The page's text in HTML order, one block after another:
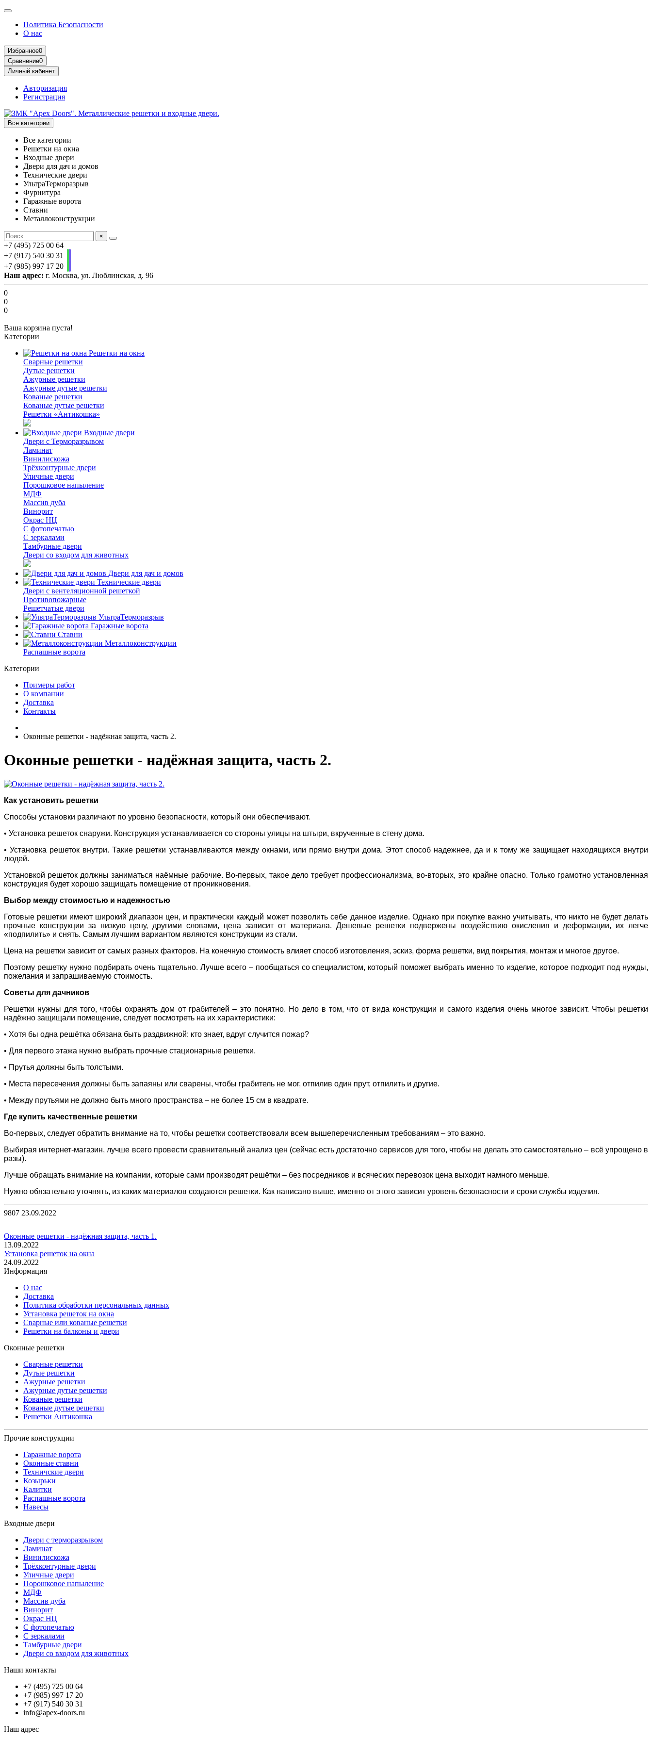
Политика Безопасности
О нас
Избранное0
Сравнение0
Личный кабинет
Авторизация
Регистрация
Все категории
Все категории
Решетки на окна
Входные двери
Двери для дач и домов
Технические двери
УльтраТерморазрыв
Фурнитура
Гаражные ворота
Ставни
Металлоконструкции
×
+7 (495) 725 00 64
+7 (917) 540 30 31
+7 (985) 997 17 20
Наш адрес: г. Москва, ул. Люблинская, д. 96
0
0
0
Ваша корзина пуста!
Категории
Решетки на окна
Сварные решетки
Дутые решетки
Ажурные решетки
Ажурные дутые решетки
Кованые решетки
Кованые дутые решетки
Решетки «Антикошка»
Входные двери
Двери с Терморазрывом
Ламинат
Винилискожа
Трёхконтурные двери
Уличные двери
Порошковое напыление
МДФ
Массив дуба
Винорит
Окрас НЦ
С фотопечатью
С зеркалами
Тамбурные двери
Двери со входом для животных
Двери для дач и домов
Технические двери
Двери с вентеляционной решеткой
Противопожарные
Решетчатые двери
УльтраТерморазрыв
Гаражные ворота
Ставни
Металлоконструкции
Распашные ворота
Категории
Примеры работ
О компании
Доставка
Контакты
Оконные решетки - надёжная защита, часть 2.
Оконные решетки - надёжная защита, часть 2.
Как установить решетки
Способы установки различают по уровню безопасности, который они обеспечивают.
• Установка решеток снаружи. Конструкция устанавливается со стороны улицы на штыри, вкрученные в стену дома.
• Установка решеток внутри. Такие решетки устанавливаются между окнами, или прямо внутри дома. Этот способ надежнее, да и к тому же защищает находящихся внутри
людей.
Установкой решеток должны заниматься наёмные рабочие. Во-первых, такое дело требует профессионализма, во-вторых, это крайне опасно. Только грамотно установленная
конструкция будет хорошо защищать помещение от проникновения.
Выбор между стоимостью и надежностью
Готовые решетки имеют широкий диапазон цен, и практически каждый может позволить себе данное изделие. Однако при покупке важно учитывать, что никто не будет делать
прочные конструкции за низкую цену, другими словами, цена зависит от материала. Дешевые решетки подвержены воздействию окисления и деформации, их легче
«подпилить» и снять. Самым лучшим вариантом являются конструкции из стали.
Цена на решетки зависит от самых разных факторов. На конечную стоимость влияет способ изготовления, эскиз, форма решетки, вид покрытия, монтаж и многое другое.
Поэтому решетку нужно подбирать очень тщательно. Лучше всего – пообщаться со специалистом, который поможет выбрать именно то изделие, которое подходит под нужды,
пожелания и запрашиваемую стоимость.
Советы для дачников
Решетки нужны для того, чтобы охранять дом от грабителей – это понятно. Но дело в том, что от вида конструкции и самого изделия очень многое зависит. Чтобы решетки
надёжно защищали помещение, следует посмотреть на их характеристики:
• Хотя бы одна решётка обязана быть раздвижной: кто знает, вдруг случится пожар?
• Для первого этажа нужно выбрать прочные стационарные решетки.
• Прутья должны быть толстыми.
• Места пересечения должны быть запаяны или сварены, чтобы грабитель не мог, отпилив один прут, отпилить и другие.
• Между прутьями не должно быть много пространства – не более 15 см в квадрате.
Где купить качественные решетки
Во-первых, следует обратить внимание на то, чтобы решетки соответствовали всем вышеперечисленным требованиям – это важно.
Выбирая интернет-магазин, лучше всего провести сравнительный анализ цен (сейчас есть достаточно сервисов для того, чтобы не делать это самостоятельно – всё упрощено в
разы).
Лучше обращать внимание на компании, которые сами производят решётки – без посредников и всяческих перевозок цена выходит намного меньше.
Нужно обязательно уточнять, из каких материалов создаются решетки. Как написано выше, именно от этого зависит уровень безопасности и сроки службы изделия.
9807 23.09.2022
Оконные решетки - надёжная защита, часть 1.
13.09.2022
Установка решеток на окна
24.09.2022
Информация
О нас
Доставка
Политика обработки персональных данных
Установка решеток на окна
Сварные или кованые решетки
Решетки на балконы и двери
Оконные решетки
Сварные решетки
Дутые решетки
Ажурные решетки
Ажурные дутые решетки
Кованые решетки
Кованые дутые решетки
Решетки Антикошка
Прочие конструкции
Гаражные ворота
Оконные ставни
Техничские двери
Козырьки
Калитки
Распашные ворота
Навесы
Входные двери
Двери с терморазрывом
Ламинат
Винилискожа
Трёхконтурные двери
Уличные двери
Порошковое напыление
МДФ
Массив дуба
Винорит
Окрас НЦ
С фотопечатью
С зеркалами
Тамбурные двери
Двери со входом для животных
Наши контакты
+7 (495) 725 00 64
+7 (985) 997 17 20
+7 (917) 540 30 31
info@apex-doors.ru
Наш адрес